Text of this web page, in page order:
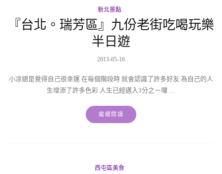
新北景點
『台北。瑞芳區』九份老街吃喝玩樂
半日遊
2013-05-16
小凉總是覺得自己很幸運 在每個階段時 就會認識了許多好友 為自己的人
生增添了許多色彩 人生已經邁入3分之ㄧ囉 …
繼續閱讀
西屯區美食